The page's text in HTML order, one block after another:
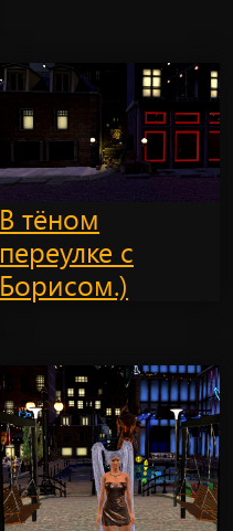
В тёном
переулке с
Борисом.)